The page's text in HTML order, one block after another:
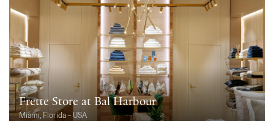
Frette Store at Bal Harbour
Miami, Florida – USA